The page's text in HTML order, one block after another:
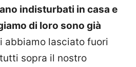
indisturbati in casa e
di loro sono già
abbiamo lasciato fuori
sopra il nostro